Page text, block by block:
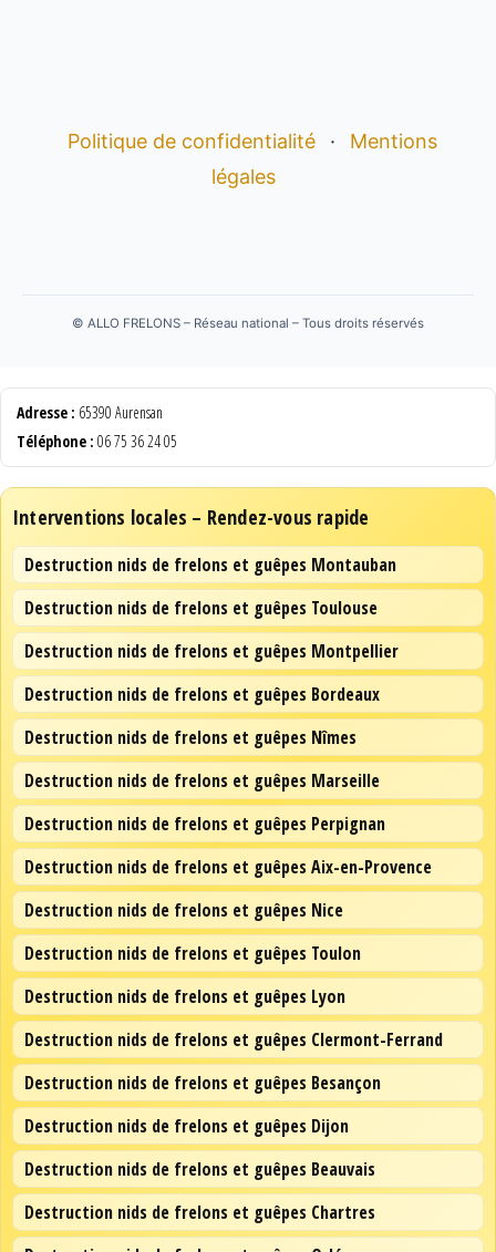
Politique de confidentialité ·
Mentions
légales
© ALLO FRELONS – Réseau national – Tous droits réservés
Adresse : 65390 Aurensan
Téléphone : 06 75 36 24 05
Interventions locales – Rendez-vous rapide
Destruction nids de frelons et guêpes Montauban
Destruction nids de frelons et guêpes Toulouse
Destruction nids de frelons et guêpes Montpellier
Destruction nids de frelons et guêpes Bordeaux
Destruction nids de frelons et guêpes Nîmes
Destruction nids de frelons et guêpes Marseille
Destruction nids de frelons et guêpes Perpignan
Destruction nids de frelons et guêpes Aix-en-Provence
Destruction nids de frelons et guêpes Nice
Destruction nids de frelons et guêpes Toulon
Destruction nids de frelons et guêpes Lyon
Destruction nids de frelons et guêpes Clermont-Ferrand
Destruction nids de frelons et guêpes Besançon
Destruction nids de frelons et guêpes Dijon
Destruction nids de frelons et guêpes Beauvais
Destruction nids de frelons et guêpes Chartres